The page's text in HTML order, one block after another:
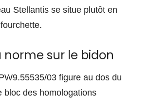
Stellantis se situe plutôt en
norme sur le bidon
03 figure au dos du
bloc des homologations